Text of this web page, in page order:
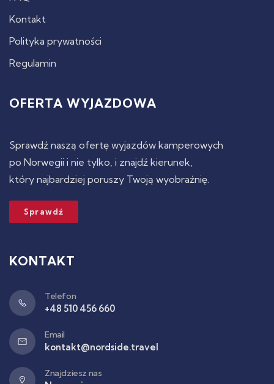
Kontakt
Polityka prywatności
Regulamin
OFERTA WYJAZDOWA
Sprawdź naszą ofertę wyjazdów kamperowych
po Norwegii i nie tylko, i znajdź kierunek,
który najbardziej poruszy Twoją wyobraźnię.
Sprawdź
KONTAKT
Telefon
+48 510 456 660
Email
kontakt@nordside.travel
Znajdziesz nas